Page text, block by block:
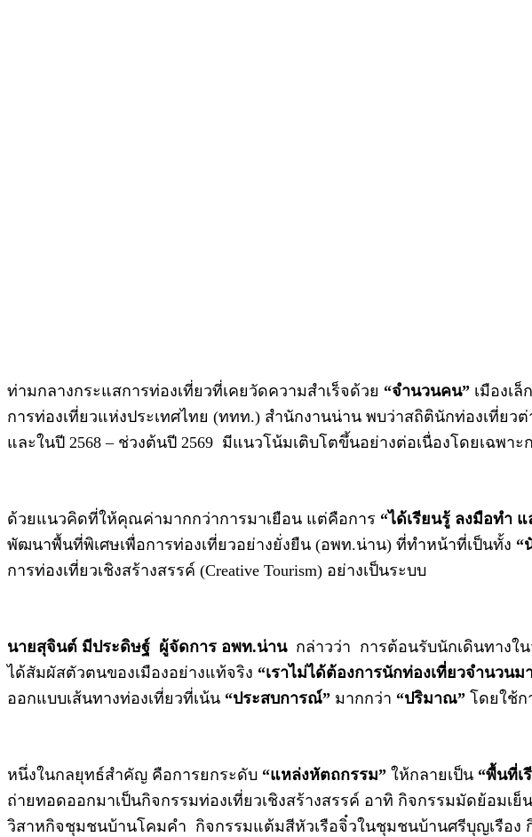
ท่ามกลางกระแสการท่องเที่ยวที่เคยวัดความสำเร็จด้วย “จำนวนคน” เมืองเ
การท่องเที่ยวแห่งประเทศไทย (ททท.) สำนักงานน่าน พบว่าสถิตินักท่องเที่ยว
และในปี 2568 – ช่วงต้นปี 2569 มีแนวโน้มเติบโตขึ้นอย่างต่อเนื่องโดยเฉพา
ด้วยแนวคิดที่ให้คุณค่ามากกว่าการมาเยือน แต่คือการ “ได้เรียนรู้ ลงมือทำ
พัฒนาพื้นที่พิเศษเพื่อการท่องเที่ยวอย่างยั่งยืน (อพท.น่าน) ที่ทำหน้าที่เป็นทั้ง “
การท่องเที่ยวเชิงสร้างสรรค์ (Creative Tourism) อย่างเป็นระบบ
นายสุจินต์ มีประดิษฐ์ ผู้จัดการ อพท.น่านกล่าวว่า การต้อนรับนักเดินทางใน
ได้สัมผัสตัวตนของเมืองอย่างแท้จริง “เราไม่ได้ต้องการนักท่องเที่ยวจำนวน
ออกแบบเส้นทางท่องเที่ยวที่เน้น “ประสบการณ์” มากกว่า “ปริมาณ” โดยใช้ก
หนึ่งในกลยุทธ์สำคัญ คือการยกระดับ “แหล่งหัตถกรรม” ให้กลายเป็น “พื้นที่เ
ถ่ายทอดออกมาเป็นกิจกรรมท่องเที่ยวเชิงสร้างสรรค์ อาทิ กิจกรรมมัดย้อม
วิสาหกิจชุมชนบ้านโคมคำ กิจกรรมแต้มสีหัวเรือจิ๋วในชุมชนบ้านศรีบุญเรือง